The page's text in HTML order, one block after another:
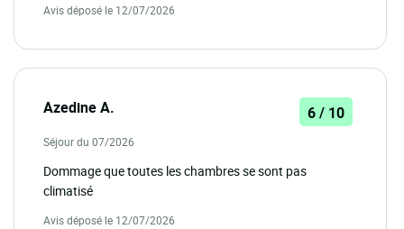
Avis déposé le 12/07/2026
Azedine A. 6 / 10
Séjour du 07/2026
Dommage que toutes les chambres se sont pas
climatisé
Avis déposé le 12/07/2026